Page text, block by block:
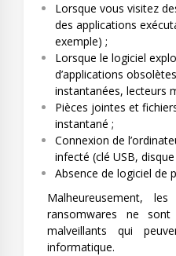
Lorsque vous visitez
des applications
exemple) ;
Lorsque le logiciel
d’applications
instantanées, lecteurs
Pièces jointes et
instantané ;
Connexion de
infecté (clé USB,
Absence de logiciel de
Malheureusement,
ransomwares ne
malveillants qui
informatique.